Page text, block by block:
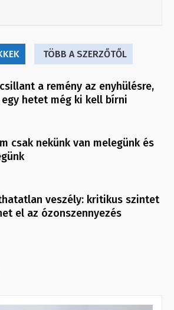
TÖBB A SZERZŐTŐL
a remény az enyhülésre,
hetet még ki kell bírni
csak nekünk van melegünk és
veszély: kritikus szintet
el az ózonszennyezés